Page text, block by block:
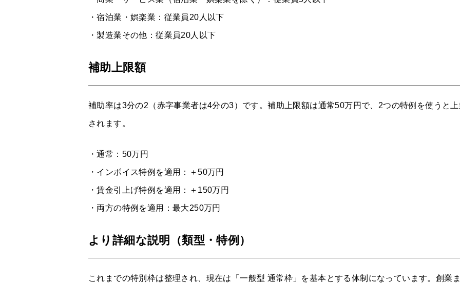
・宿泊業・娯楽業：従業員20人以下
・製造業その他：従業員20人以下
補助上限額
補助率は3分の2（赤字事業者は4分の3）です。補助上限額は通常50万円で、2つの特例を使うと
されます。
・通常：50万円
・インボイス特例を適用：＋50万円
・賃金引上げ特例を適用：＋150万円
・両方の特例を適用：最大250万円
より詳細な説明（類型・特例）
これまでの特別枠は整理され、現在は「一般型 通常枠」を基本とする体制になっています。創業